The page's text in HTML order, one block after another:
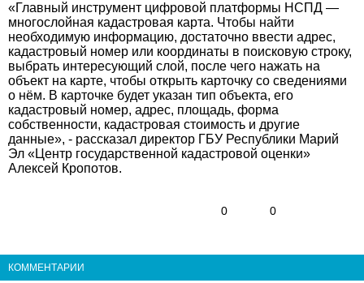
«Главный инструмент цифровой платформы НСПД —
многослойная кадастровая карта. Чтобы найти
необходимую информацию, достаточно ввести адрес,
кадастровый номер или координаты в поисковую строку,
выбрать интересующий слой, после чего нажать на
объект на карте, чтобы открыть карточку со сведениями
о нём. В карточке будет указан тип объекта, его
кадастровый номер, адрес, площадь, форма
собственности, кадастровая стоимость и другие
данные», - рассказал директор ГБУ Республики Марий
Эл «Центр государственной кадастровой оценки»
Алексей Кропотов.
0 0
КОММЕНТАРИИ